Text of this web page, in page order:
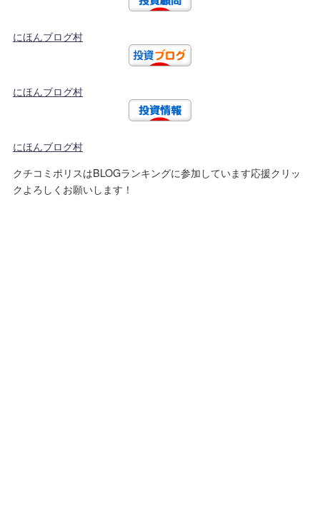
にほんブログ村
にほんブログ村
にほんブログ村
クチコミポリスはBLOGランキングに参加しています応援クリッ
クよろしくお願いします！